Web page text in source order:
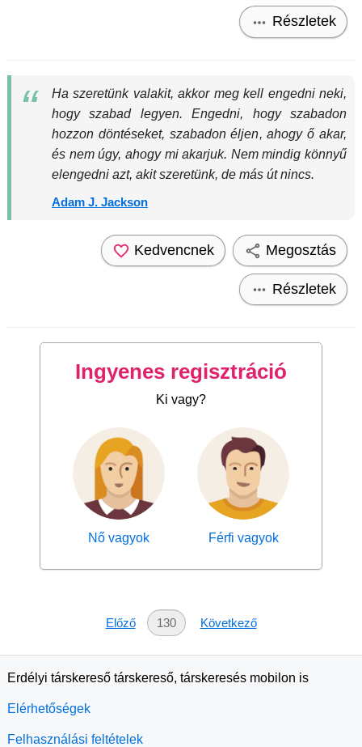
Részletek
Ha szeretünk valakit, akkor meg kell engedni neki,
hogy szabad legyen. Engedni, hogy szabadon
hozzon döntéseket, szabadon éljen, ahogy ő akar,
és nem úgy, ahogy mi akarjuk. Nem mindig könnyű
elengedni azt, akit szeretünk, de más út nincs.
Adam J. Jackson
Kedvencnek Megosztás
Részletek
Ingyenes regisztráció
Ki vagy?
Nő vagyok Férfi vagyok
Előző 130 Következő
Erdélyi társkereső társkereső, társkeresés mobilon is
Elérhetőségek
Felhasználási feltételek